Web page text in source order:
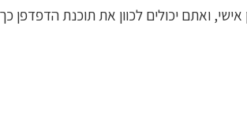
ואתם יכולים לכוון את תוכנת